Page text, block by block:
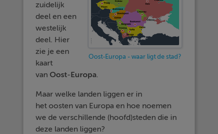
Oost-Europa - waar ligt de stad?
zuidelijk
deel en een
westelijk
deel. Hier
zie je een
kaart
vanOost-Europa.
Maar welke landen liggen er in
het oosten van Europa en hoe noemen
we de verschillende (hoofd)steden die in
deze landen liggen?